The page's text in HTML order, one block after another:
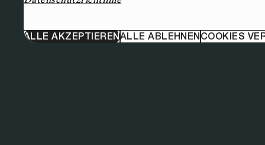
ALLE AKZEPTIERENALLE ABLEHNENCOOKIES